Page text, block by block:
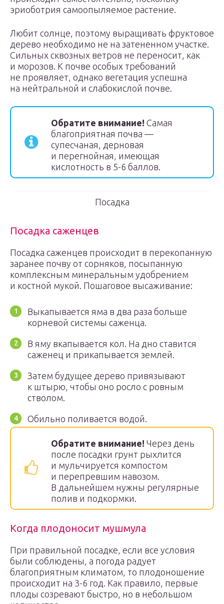
эриоботрия самоопыляемое растение.
Любит солнце, поэтому выращивать фруктовое
дерево необходимо не на затененном участке.
Сильных сквозных ветров не переносит, как
и морозов. К почве особых требований
не проявляет, однако вегетация успешна
на нейтральной и слабокислой почве.
Обратите внимание! Самая
благоприятная почва —
супесчаная, дерновая
и перегнойная, имеющая
кислотность в 5-6 баллов.
Посадка
Посадка саженцев
Посадка саженцев происходит в перекопанную
заранее почву от сорняков, посыпанную
комплексным минеральным удобрением
и костной мукой. Пошаговое высаживание:
Выкапывается яма в два раза больше
корневой системы саженца.
В яму вкапывается кол. На дно ставится
саженец и прикапывается землей.
Затем будущее дерево привязывают
к штырю, чтобы оно росло с ровным
стволом.
Обильно поливается водой.
Обратите внимание! Через день
после посадки грунт рыхлится
и мульчируется компостом
и перепревшим навозом.
В дальнейшем нужны регулярные
полив и подкормки.
Когда плодоносит мушмула
При правильной посадке, если все условия
были соблюдены, а погода радует
благоприятным климатом, то плодоношение
происходит на 3-6 год. Как правило, первые
плоды созревают быстро, но в небольшом